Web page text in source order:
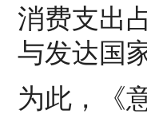
消费支出
与发达国
为此，《